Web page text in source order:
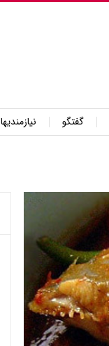
گفتگو
نیازمندیها